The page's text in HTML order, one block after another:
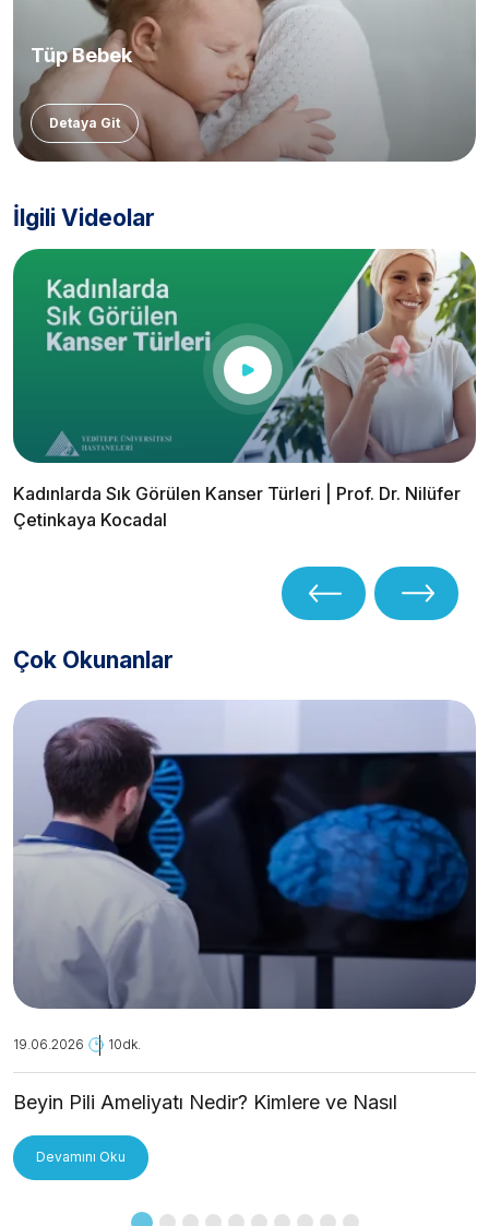
Tüp Bebek
Detaya Git
İlgili Videolar
Kadınlarda Sık Görülen Kanser Türleri | Prof. Dr. Nilüfer
Çetinkaya Kocadal
Çok Okunanlar
19.06.2026 10dk.
Beyin Pili Ameliyatı Nedir? Kimlere ve Nasıl
Devamını Oku